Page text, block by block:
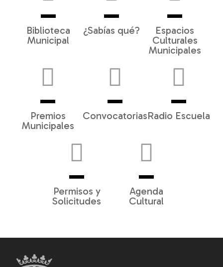
Biblioteca
Municipal
¿Sabías qué?
Espacios
Culturales
Municipales
Premios
Municipales
ConvocatoriasRadio Escuela
Permisos y
Solicitudes
Agenda
Cultural